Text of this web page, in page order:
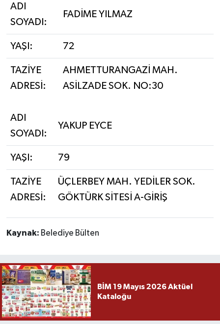
ADI
SOYADI:
FADİME YILMAZ
YAŞI: 72
TAZİYE
ADRESİ:
AHMETTURANGAZİ MAH.
ASİLZADE SOK. NO:30
ADI
SOYADI:
YAKUP EYCE
YAŞI: 79
TAZİYE
ADRESİ:
ÜÇLERBEY MAH. YEDİLER SOK.
GÖKTÜRK SİTESİ A-GİRİŞ
Kaynak: Belediye Bülten
BİM 19 Mayıs 2026 Aktüel
Kataloğu